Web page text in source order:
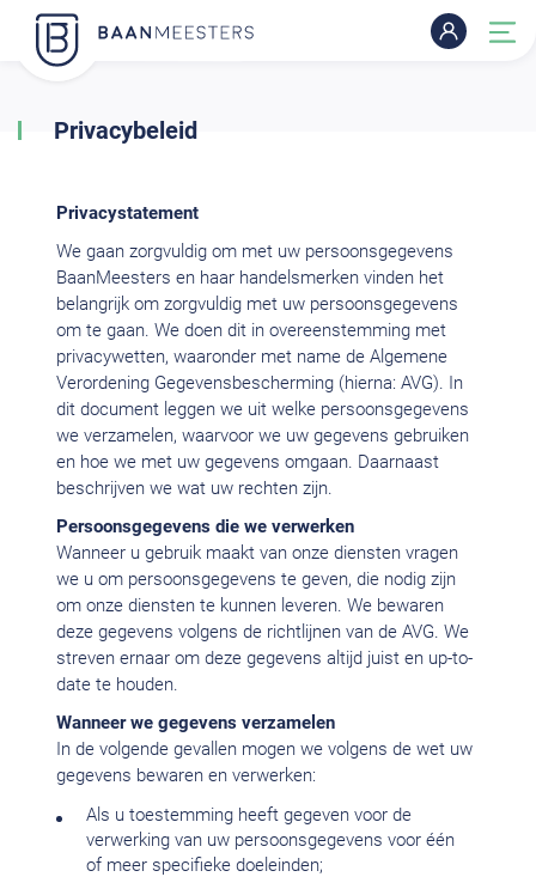
Privacybeleid
Privacystatement
We gaan zorgvuldig om met uw persoonsgegevens
BaanMeesters en haar handelsmerken vinden het
belangrijk om zorgvuldig met uw persoonsgegevens
om te gaan. We doen dit in overeenstemming met
privacywetten, waaronder met name de Algemene
Verordening Gegevensbescherming (hierna: AVG). In
dit document leggen we uit welke persoonsgegevens
we verzamelen, waarvoor we uw gegevens gebruiken
en hoe we met uw gegevens omgaan. Daarnaast
beschrijven we wat uw rechten zijn.
Persoonsgegevens die we verwerken
Wanneer u gebruik maakt van onze diensten vragen
we u om persoonsgegevens te geven, die nodig zijn
om onze diensten te kunnen leveren. We bewaren
deze gegevens volgens de richtlijnen van de AVG. We
streven ernaar om deze gegevens altijd juist en up-to-
date te houden.
Wanneer we gegevens verzamelen
In de volgende gevallen mogen we volgens de wet uw
gegevens bewaren en verwerken:
Als u toestemming heeft gegeven voor de
verwerking van uw persoonsgegevens voor één
of meer specifieke doeleinden;